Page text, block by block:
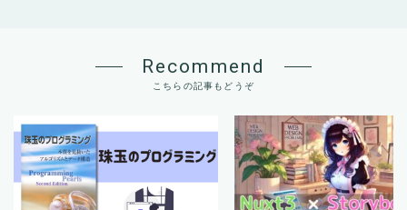
Recommend
こちらの記事もどうぞ